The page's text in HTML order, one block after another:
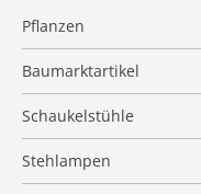
Pflanzen
Baumarktartikel
Schaukelstühle
Stehlampen